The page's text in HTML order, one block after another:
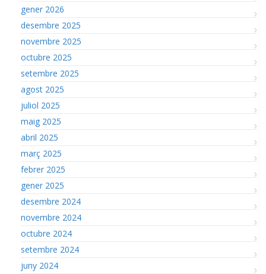
gener 2026
desembre 2025
novembre 2025
octubre 2025
setembre 2025
agost 2025
juliol 2025
maig 2025
abril 2025
març 2025
febrer 2025
gener 2025
desembre 2024
novembre 2024
octubre 2024
setembre 2024
juny 2024